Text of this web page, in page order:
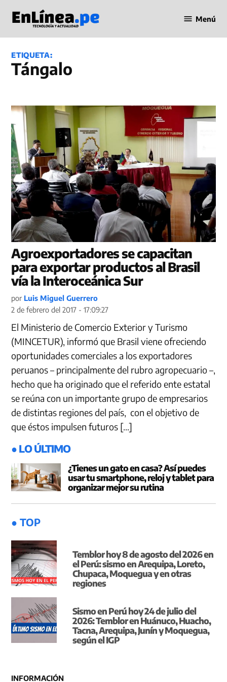
contenido
en Línea
Menú
ETIQUETA:
tángalo
Agroexportadores se capacitan
para exportar productos al Brasil
vía la Interoceánica Sur
por Luis Miguel Guerrero
2 de febrero del 2017 - 17:09:27
El Ministerio de Comercio Exterior y Turismo
(MINCETUR), informó que Brasil viene ofreciendo
oportunidades comerciales a los exportadores
peruanos – principalmente del rubro agropecuario –,
hecho que ha originado que el referido ente estatal
se reúna con un importante grupo de empresarios
de distintas regiones del país, con el objetivo de
que éstos impulsen futuros […]
● LO ÚLTIMO
¿Tienes un gato en casa? Así puedes
usar tu smartphone, reloj y tablet para
organizar mejor su rutina
● TOP
Temblor hoy 8 de agosto del 2026 en
el Perú: sismo en Arequipa, Loreto,
Chupaca, Moquegua y en otras
regiones
Sismo en Perú hoy 24 de julio del
2026: Temblor en Huánuco, Huacho,
Tacna, Arequipa, Junín y Moquegua,
según el IGP
INFORMACIÓN